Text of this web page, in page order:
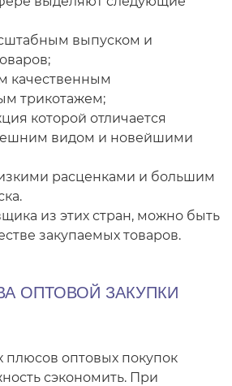
выпуском и
качественным
трикотажем;
которой отличается
видом и новейшими
расценками и большим
из этих стран, можно быть
закупаемых товаров.
ОПТОВОЙ ЗАКУПКИ
оптовых покупок
сэкономить. При